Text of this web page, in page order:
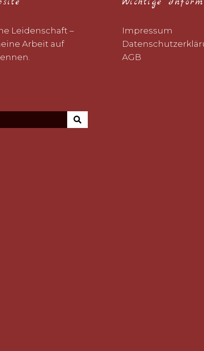
Leidenschaft –
Arbeit auf
E
Impressum
AGB